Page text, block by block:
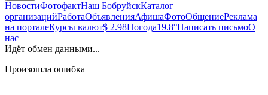
НовостиФотофактНаш БобруйскКаталог
организацийРаботаОбъявленияАфишаФотоОбщениеРеклама
на порталеКурсы валют$ 2.98Погода19.8°Написать письмоО
нас
Идёт обмен данными...
Произошла ошибка